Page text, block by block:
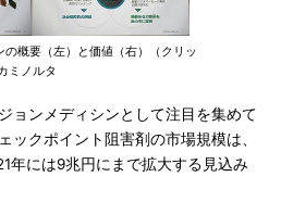
概要（左）と価値（右）（クリッ
ミノルタ
ョンメディシンとして注目を集めて
ックポイント阻害剤の市場規模は、
年には9兆円にまで拡大する見込み